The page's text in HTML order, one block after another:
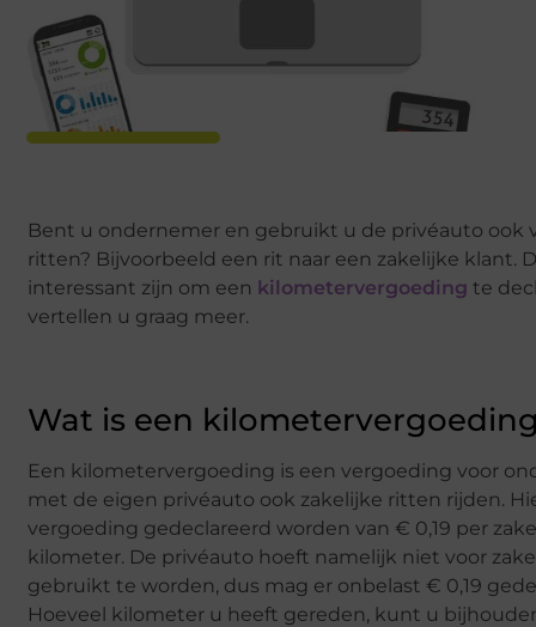
Bent u ondernemer en gebruikt u de privéauto ook
ritten? Bijvoorbeeld een rit naar een zakelijke klant.
interessant zijn om een kilometervergoeding te
vertellen u graag meer.
Wat is een
Een kilometervergoeding is een vergoeding voor
met de eigen privéauto ook zakelijke ritten rijden.
vergoeding gedeclareerd worden van € 0,19 per
kilometer. De privéauto hoeft namelijk niet voor
gebruikt te worden, dus mag er onbelast € 0,19
Hoeveel kilometer u heeft gereden, kunt u